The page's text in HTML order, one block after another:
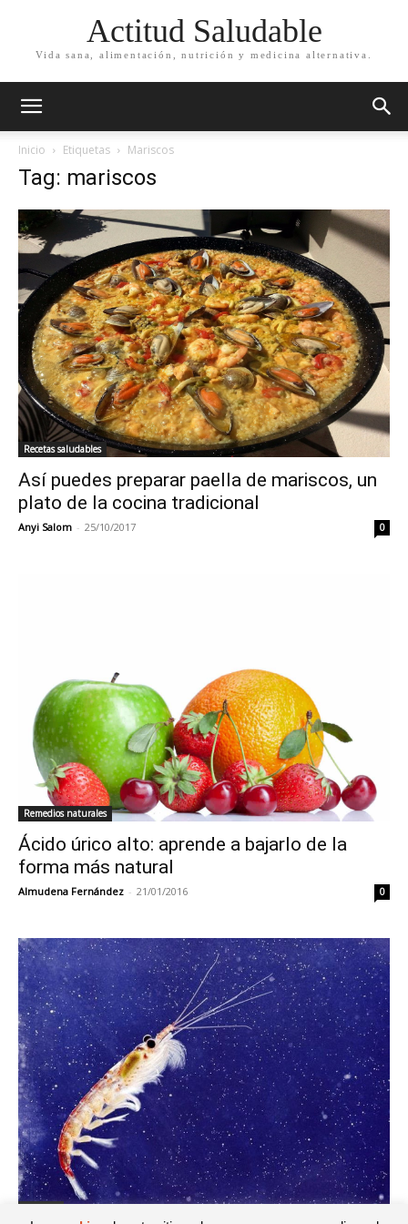
Actitud Saludable
Vida sana, alimentación, nutrición y medicina alternativa.
Inicio Etiquetas Mariscos
Tag: mariscos
Recetas saludables
Así puedes preparar paella de mariscos, un
plato de la cocina tradicional
Anyi Salom - 25/10/2017 0
Remedios naturales
Ácido úrico alto: aprende a bajarlo de la
forma más natural
Almudena Fernández - 21/01/2016 0